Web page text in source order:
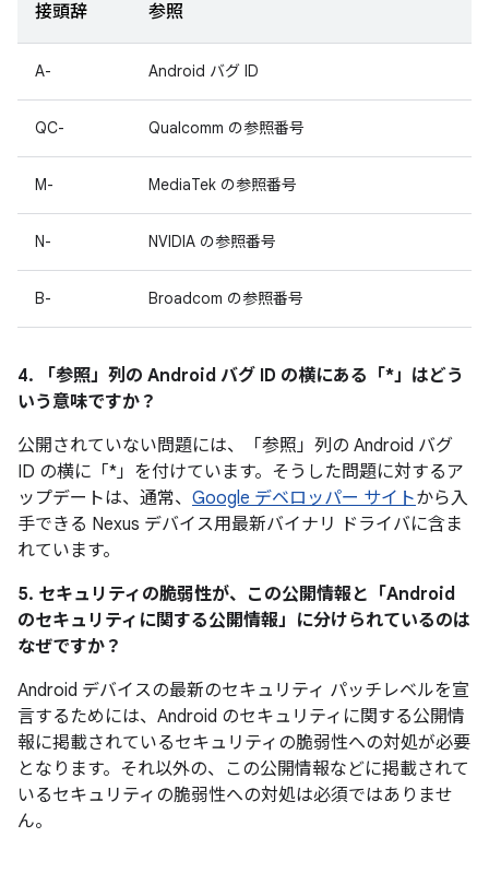
接頭辞 参照
A- Android バグ ID
QC- Qualcomm の参照番号
M- MediaTek の参照番号
N- NVIDIA の参照番号
B- Broadcom の参照番号
4. 「参照」 列の Android バグ ID の横にある「*」はどう
いう意味ですか？
公開されていない問題には、「参照」列の Android バグ
ID の横に「*」を付けています。そうした問題に対するア
ップデートは、通常、 Google デベロッパー サイトから入
手できる Nexus デバイス用最新バイナリ ドライバに含ま
れています。
5. セキュリティの脆弱性が、この公開情報と「Android
のセキュリティに関する公開情報」に分けられているのは
なぜですか？
Android デバイスの最新のセキュリティ パッチレベルを宣
言するためには、Android のセキュリティに関する公開情
報に掲載されているセキュリティの脆弱性への対処が必要
となります。それ以外の、この公開情報などに掲載されて
いるセキュリティの脆弱性への対処は必須ではありませ
ん。